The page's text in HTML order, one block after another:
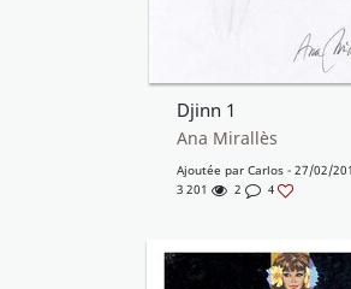
Djinn 1
Ana Mirallès
Ajoutée par Carlos - 27/02/
3 201
2 4